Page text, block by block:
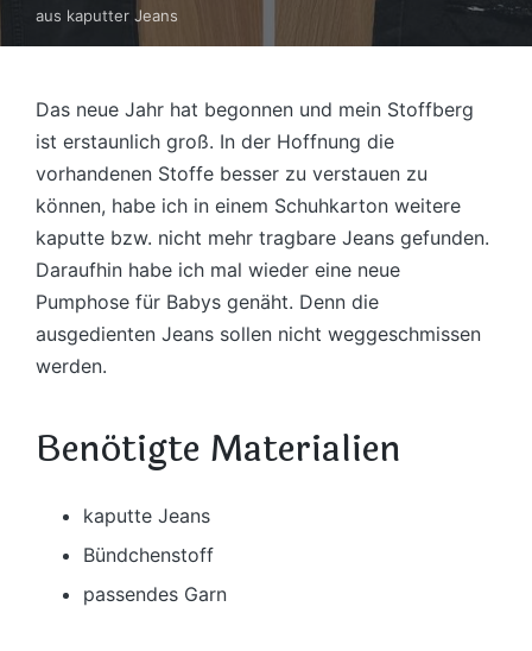
aus kaputter Jeans
Das neue Jahr hat begonnen und mein Stoffberg
ist erstaunlich groß. In der Hoffnung die
vorhandenen Stoffe besser zu verstauen zu
können, habe ich in einem Schuhkarton weitere
kaputte bzw. nicht mehr tragbare Jeans gefunden.
Daraufhin habe ich mal wieder eine neue
Pumphose für Babys genäht. Denn die
ausgedienten Jeans sollen nicht weggeschmissen
werden.
Benötigte Materialien
kaputte Jeans
Bündchenstoff
passendes Garn